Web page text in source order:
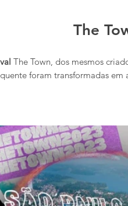
The
The Town, dos mesmos
foram transformadas